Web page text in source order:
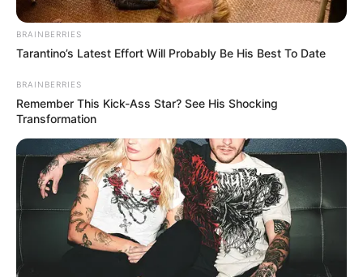
BRAINBERRIES
Tarantino’s Latest Effort Will Probably Be His Best To Date
BRAINBERRIES
Remember This Kick-Ass Star? See His Shocking
Transformation